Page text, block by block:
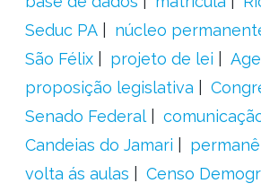
Seduc PA
núcleo
São Félix
projeto de lei
proposição legislativa
Senado Federal
Candeias do Jamari
volta ás aulas
Censo